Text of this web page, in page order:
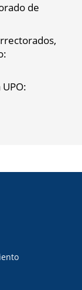
de